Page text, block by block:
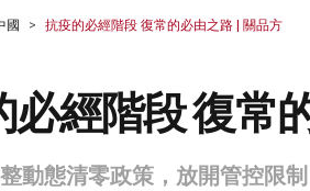
國 抗疫的必經階段 復常的必由之路 | 關品方
必經階段 復常
動態清零政策，放開管控限